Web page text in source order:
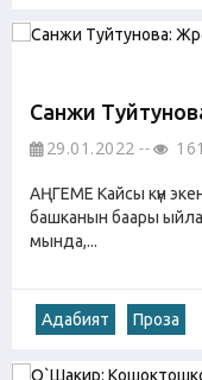
Санжи
29.01.2022 161
АҢГЕМЕ Кайсы күн
башканын баары
мында,...
Адабият Проза